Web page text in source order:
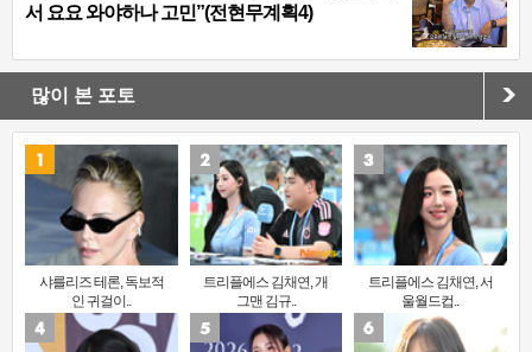
서 요요 와야하나 고민”(전현무계획4)
많이 본 포토
샤를리즈 테론, 독보적
인 귀걸이..
트리플에스 김채연, 개
그맨 김규..
트리플에스 김채연, 서
울월드컵..